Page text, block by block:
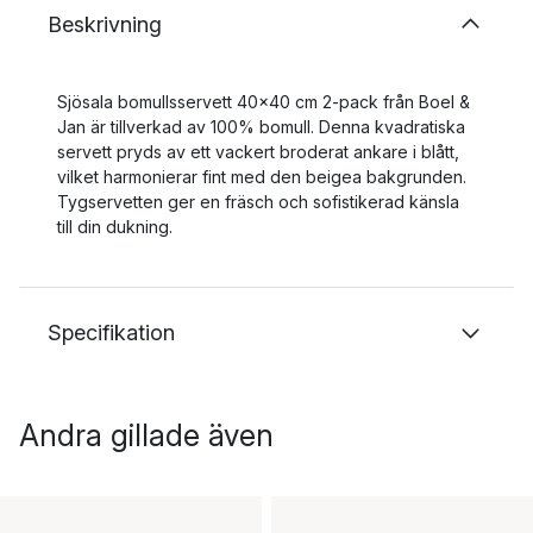
Beskrivning
Sjösala bomullsservett 40x40 cm 2-pack från Boel &
Jan är tillverkad av 100% bomull. Denna kvadratiska
servett pryds av ett vackert broderat ankare i blått,
vilket harmonierar fint med den beigea bakgrunden.
Tygservetten ger en fräsch och sofistikerad känsla
till din dukning.
Specifikation
Andra gillade även